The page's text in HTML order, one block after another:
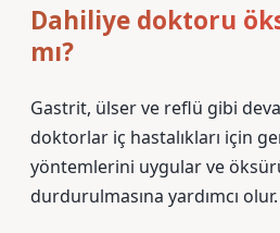
Dahiliye doktoru
mı?
Gastrit, ülser ve reflü gibi
doktorlar iç hastalıkları için
yöntemlerini uygular ve
durdurulmasına yardımcı olur.